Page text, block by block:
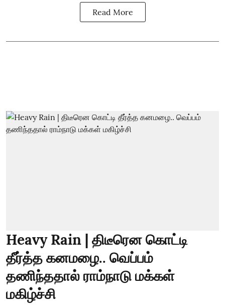
Read More
Heavy Rain | திடீரென கொட்டி
தீர்த்த கனமழை.. வெப்பம்
தணிந்ததால் ராம்நாடு மக்கள்
மகிழ்ச்சி